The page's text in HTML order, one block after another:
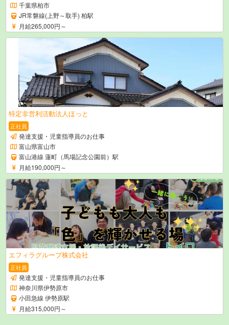
千葉県柏市
JR常磐線(上野～取手) 柏駅
月給265,000円～
特定非営利活動法人ほっと
正社員
発達支援・児童指導員のお仕事
富山県富山市
富山港線 蓮町（馬場記念公園前）駅
月給190,000円～
エフィラグループ株式会社
正社員
発達支援・児童指導員のお仕事
神奈川県伊勢原市
小田急線 伊勢原駅
月給315,000円～